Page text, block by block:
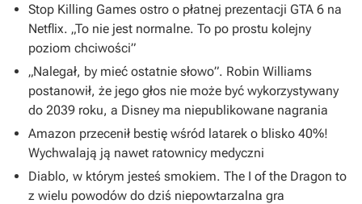
Stop Killing Games ostro o płatnej prezentacji GTA 6 na
Netflix. „To nie jest normalne. To po prostu kolejny
poziom chciwości”
„Nalegał, by mieć ostatnie słowo”. Robin Williams
postanowił, że jego głos nie może być wykorzystywany
do 2039 roku, a Disney ma niepublikowane nagrania
Amazon przecenił bestię wśród latarek o blisko 40%!
Wychwalają ją nawet ratownicy medyczni
Diablo, w którym jesteś smokiem. The I of the Dragon to
z wielu powodów do dziś niepowtarzalna gra